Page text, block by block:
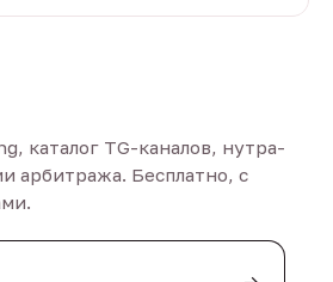
каталог TG-каналов, нутра-
арбитража. Бесплатно, с